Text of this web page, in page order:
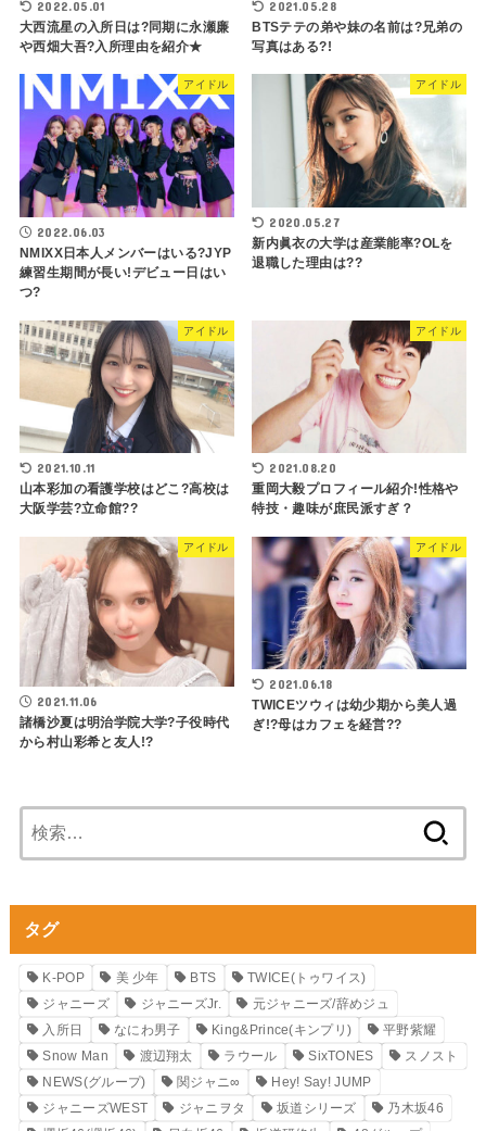
2022.05.01
大西流星の入所日は?同期に永瀬廉
や西畑大吾?入所理由を紹介★
2021.05.28
BTSテテの弟や妹の名前は?兄弟の
写真はある?!
アイドル
2022.06.03
NMIXX日本人メンバーはいる?JYP
練習生期間が長い!デビュー日はい
つ?
アイドル
2020.05.27
新内眞衣の大学は産業能率?OLを
退職した理由は??
アイドル
2021.10.11
山本彩加の看護学校はどこ?高校は
大阪学芸?立命館??
アイドル
2021.08.20
重岡大毅プロフィール紹介!性格や
特技・趣味が庶民派すぎ？
アイドル
2021.11.06
諸橋沙夏は明治学院大学?子役時代
から村山彩希と友人!?
アイドル
2021.06.18
TWICEツウィは幼少期から美人過
ぎ!?母はカフェを経営??
索:
タグ
K-POP 美 少年 BTS
TWICE(トゥワイス)
ジャニーズ
ジャニーズJr.
元ジャニーズ/辞めジュ
入所日
なにわ男子 King&Prince(キンプリ)
平野紫耀
Snow Man
渡辺翔太 ラウール SixTONES
スノスト
NEWS(グループ)
関ジャニ∞
Hey! Say! JUMP
ジャニーズWEST
ジャニヲタ 坂道シリーズ
乃木坂46